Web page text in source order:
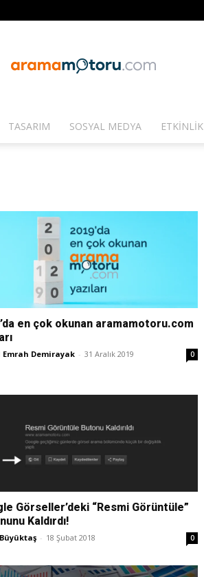
Arama
Motoru
Pazarlaması
TASARIM SOSYAL MEDYA ETKINLIK
en çok okunan aramamotoru.com
Emrah Demirayak - 31 Aralık 2019 0
Görseller’deki “Resmi Görüntüle”
Kaldırdı!
- 18 Şubat 2018 0